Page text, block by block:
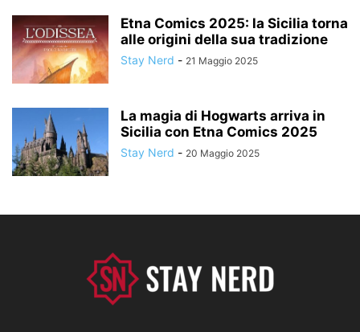
Etna Comics 2025: la Sicilia torna
alle origini della sua tradizione
Stay Nerd - 21 Maggio 2025
La magia di Hogwarts arriva in
Sicilia con Etna Comics 2025
Stay Nerd - 20 Maggio 2025